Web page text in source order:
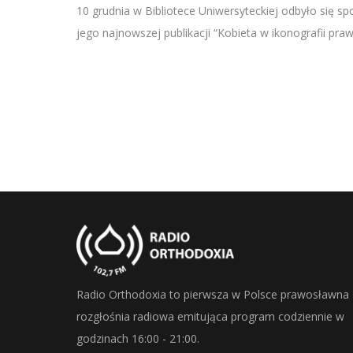
RSS FEED
LINK
10 grudnia w Bibliotece Uniwersyteckiej odbyło się
jego najnowszej publikacji “Kobieta w ikonografii
Radio Orthodoxia to pierwsza w Polsce prawosławna
rozgłośnia radiowa emitująca program codziennie w
godzinach 16:00 - 21:00.